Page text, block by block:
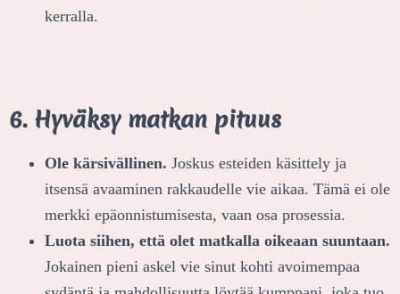
kerralla.
6. Hyväksy matkan pituus
Ole kärsivällinen. Joskus esteiden käsittely ja
itsensä avaaminen rakkaudelle vie aikaa. Tämä ei ole
merkki epäonnistumisesta, vaan osa prosessia.
Luota siihen, että olet matkalla oikeaan suuntaan.
Jokainen pieni askel vie sinut kohti avoimempaa